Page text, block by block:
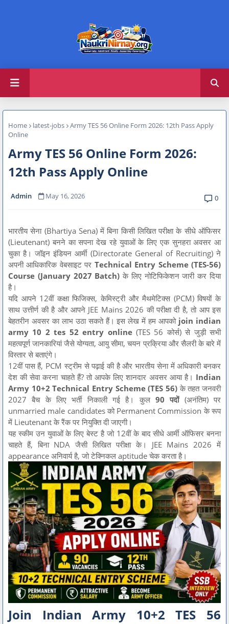
Home latest-jobs
Army TES 56 Online Form 2026: 12th Pass Apply
Online
Army TES 56 Online Form 2026:
12th Pass Apply Online
Admin May 16, 2026 0
भारतीय सेना (Bhartiya Sena) में बिना किसी लिखित परीक्षा के सीधे ऑफिसर
(Lieutenant) बनने का सपना देख रहे युवाओं के लिए एक सुनहरा अवसर आ
चुका है। जॉइन इंडियन आर्मी (Directorate General of Recruiting) ने
अपनी आधिकारिक वेबसाइट पर Technical Entry Scheme (TES-56)
Course (January 2027 Batch) के लिए नोटिफिकेशन जारी कर दिया
है।
यदि आपने 12वीं कक्षा फिजिक्स, केमिस्ट्री और मैथमेटिक्स (PCM) विषयों के
साथ उत्तीर्ण की है और आपने JEE Mains 2026 की परीक्षा दी है, तो आप इस
बेहतरीन अवसर का लाभ उठा सकते हैं। इस लेख में हम आपको join indian
army 10 2 tes 52 entry online(TES 56 कोर्स) से जुड़ी सभी
महत्वपूर्ण जानकारियां जैसे योग्यता, आयु सीमा, चयन प्रक्रिया और सैलरी के बारे में
विस्तार से बताएंगे।
12वीं पास हैं, PCM स्ट्रीम से पढ़ाई की है और भारतीय सेना में अधिकारी बनकर
देश की सेवा करना चाहते हैं? तो आपके लिए शानदार अवसर आया है। Indian
Army 10+2 Technical Entry Scheme (TES 56) के तहत जनवरी
2027 बैच के लिए भर्ती निकाली गई है। कुल 90 पदों(अनंतिम) पर
unmarried male candidates को Permanent Commission के रूप
में Lieutenant के रैंक पर नियुक्ति दी जाएगी।
यह स्कीम उन युवाओं के लिए बेस्ट है जो 12वीं के बाद सीधे आर्मी ऑफिसर बनना
चाहते हैं, बिना NDA जैसी लिखित परीक्षा के। JEE Mains 2026 में
appearance अनिवार्य है, जो टेक्निकल aptitude चेक करता है।
Join Indian Army 10+2 TES 56